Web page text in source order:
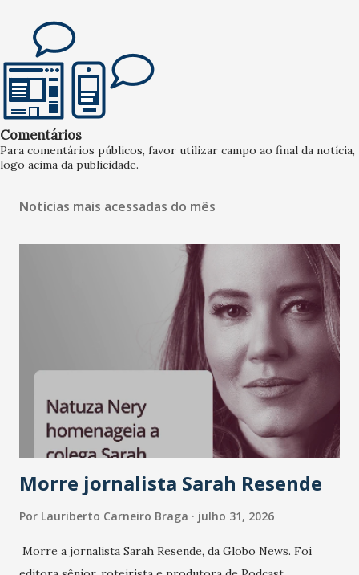
Comentários
Para comentários públicos, favor utilizar campo ao final da notícia,
logo acima da publicidade.
Notícias mais acessadas do mês
Morre jornalista Sarah Resende
Por Lauriberto Carneiro Braga julho 31, 2026
Morre a jornalista Sarah Resende, da Globo News. Foi